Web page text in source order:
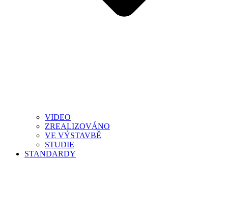
VIDEO
ZREALIZOVÁNO
VE VÝSTAVBĚ
STUDIE
STANDARDY